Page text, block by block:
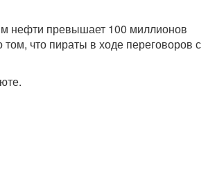
нефти превышает 100 миллионов
что пираты в ходе переговоров с